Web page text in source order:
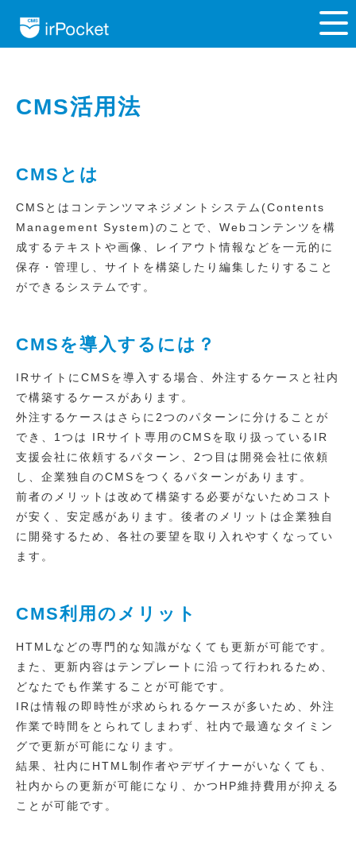
CMS活用法
CMSとは
CMSとはコンテンツマネジメントシステム(Contents
Management System)のことで、Webコンテンツを構
成するテキストや画像、レイアウト情報などを一元的に
保存・管理し、サイトを構築したり編集したりすること
ができるシステムです。
CMSを導入するには？
IRサイトにCMSを導入する場合、外注するケースと社内
で構築するケースがあります。
外注するケースはさらに2つのパターンに分けることが
でき、1つは IRサイト専用のCMSを取り扱っているIR
支援会社に依頼するパターン、2つ目は開発会社に依頼
し、企業独自のCMSをつくるパターンがあります。
前者のメリットは改めて構築する必要がないためコスト
が安く、安定感があります。後者のメリットは企業独自
に開発するため、各社の要望を取り入れやすくなってい
ます。
CMS利用のメリット
HTMLなどの専門的な知識がなくても更新が可能です。
また、更新内容はテンプレートに沿って行われるため、
どなたでも作業することが可能です。
IRは情報の即時性が求められるケースが多いため、外注
作業で時間をとられてしまわず、社内で最適なタイミン
グで更新が可能になります。
結果、社内にHTML制作者やデザイナーがいなくても、
社内からの更新が可能になり、かつHP維持費用が抑える
ことが可能です。